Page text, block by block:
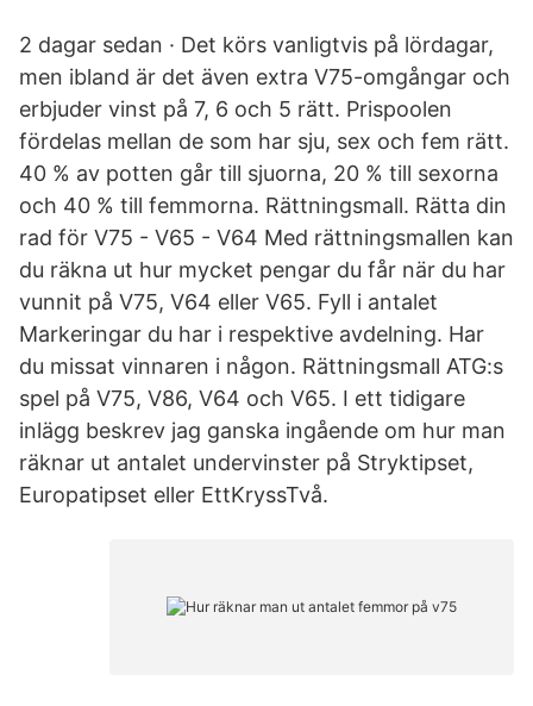
2 dagar sedan · Det körs vanligtvis på lördagar,
men ibland är det även extra V75-omgångar och
erbjuder vinst på 7, 6 och 5 rätt. Prispoolen
fördelas mellan de som har sju, sex och fem rätt.
40 % av potten går till sjuorna, 20 % till sexorna
och 40 % till femmorna. Rättningsmall. Rätta din
rad för V75 - V65 - V64 Med rättningsmallen kan
du räkna ut hur mycket pengar du får när du har
vunnit på V75, V64 eller V65. Fyll i antalet
Markeringar du har i respektive avdelning. Har
du missat vinnaren i någon. Rättningsmall ATG:s
spel på V75, V86, V64 och V65. I ett tidigare
inlägg beskrev jag ganska ingående om hur man
räknar ut antalet undervinster på Stryktipset,
Europatipset eller EttKryssTvå.